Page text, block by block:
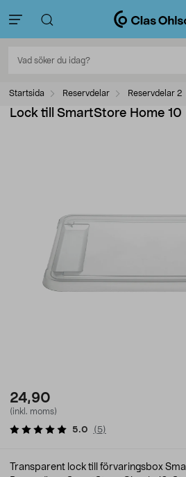
Startsida Reservdelar Reservdelar 2
Lock till SmartStore Home 10
24,90
(inkl. moms)
5.0 ( 5)
Transparent lock till förvaringsbox